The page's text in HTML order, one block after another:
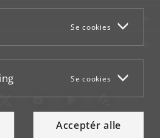
som du finder i
Se cookies
Se cookies
Acceptér alle